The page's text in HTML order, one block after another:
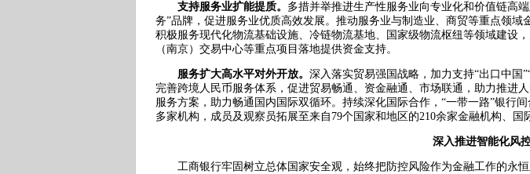
支持服务业扩能提质。 多措并举推进生产性服务业向专业化和价值链高
务”品牌，促进服务业优质高效发展。推动服务业与制造业、商贸等重点领
积极服务现代化物流基础设施、冷链物流基地、国家级物流枢纽等领域建设
（南京）交易中心等重点项目落地提供资金支持。
服务扩大高水平对外开放。 深入落实贸易强国战略，加力支持“出口中国
完善跨境人民币服务体系，促进贸易畅通、资金融通、市场联通，助力推进
服务方案，助力畅通国内国际双循环。持续深化国际合作，“一带一路”银行
多家机构，成员及观察员拓展至来自79个国家和地区的210余家金融机构、国
深入推进智能化风
工商银行牢固树立总体国家安全观，始终把防控风险作为金融工作的永恒